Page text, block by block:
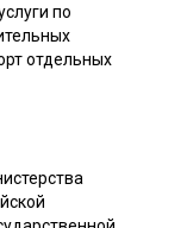
по
отдельных